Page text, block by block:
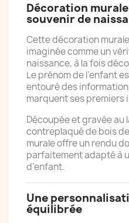
Décoration
souvenir de
Cette décoration
imaginée comme un
naissance, à la fois
Le prénom de l’enfant
entouré des
marquent ses premiers
Découpée et gravée au
contreplaqué de bois
murale offre un rendu
parfaitement adapté à
d’enfant.
Une
équilibrée